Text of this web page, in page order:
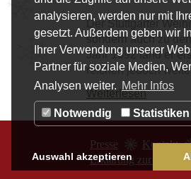
analysieren, werden nur mit
gesetzt. Außerdem geben wir
Ihrer Verwendung unserer
Partner für soziale Medien,
Analysen weiter. Mehr Infos
Notwendig Statistiken
Auswahl akzeptieren
Der Stuttgarter
sondern auch zu
Jahr 1692 fand er
reichen jedoch
Weiterlesen
Presse Kontakt
Erklärung zur